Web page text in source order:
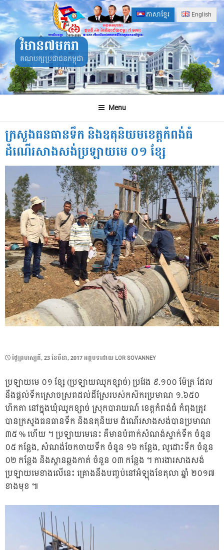
Skip
to
content
ភាសាខ្មែរ English
វិមាន៧មករា
គណបក្សប្រជាជនកម្ពុជា
Menu
ក្រសួងធនធានទឹក និងឧតុនិយមខេត្តកំពង់ធំ
ដំណើរសាងសង់ប្រឡាយមេ ០១ ខ្សែ
POSTED
ថ្ងៃ​ព្រហស្បតិ៍, 23 ខែ​មីនា, 2017អត្ថបទដោយ LOR SOVANNEY
ប្រឡាយមេ ០១ ខ្សែ (ប្រឡាយឈូកខ្សាច់) ប្រវែង ៩.១០០ ម៉ែត្រ ដែល
នឹងផ្តល់ទឹកស្រោចស្រពដល់ដីស្រែរបស់កសិករប្រមាណ ១.៦៥០
ហិកតា នៅក្នុងឃុំឈូកខ្សាច់ ស្រុកបារាយណ៍ ខេត្តកំពង់ធំ កំពុងត្រូវ
បានក្រសួងធនធានទឹក និងឧតុនិយម ដំណើរសាងសង់បានប្រមាណ
៣៥ % ហើយ ។ ប្រឡាយមេនេះ គឺមានបំពាក់សំណង់ស្ទាក់ទឹក ចំនួន
០៥ កន្លែង, សំណង់ចែកចាយទឹក ចំនួន ១៦ កន្លែង, លូដោះទឹក ចំនួន
០២ កន្លែង និងស្ពានឆ្លងកាត់ ចំនួន ០៣ កន្លែង ។ ការងារសាងសង់
ប្រឡាយមេខាងលើនេះ គ្រោងនឹងបញ្ចប់នៅអំឡុងខែតុលា ឆ្នាំ ២០១៧
ខាងមុខ ៕